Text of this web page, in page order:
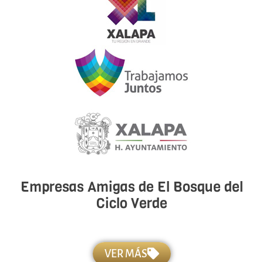
Empresas Amigas de El Bosque del
Ciclo Verde
VER MÁS